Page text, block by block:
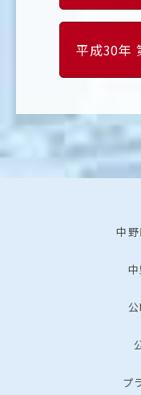
平成30年 第2
中
プ